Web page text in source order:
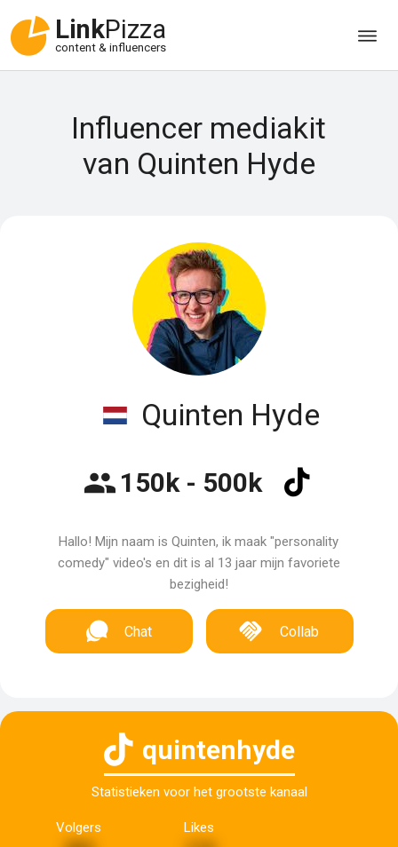
LinkPizza
content & influencers
Influencer mediakit
van Quinten Hyde
Quinten Hyde
150k - 500k
Hallo! Mijn naam is Quinten, ik maak "personality
comedy" video's en dit is al 13 jaar mijn favoriete
bezigheid!
Chat Collab
quintenhyde
Statistieken voor het grootste kanaal
Volgers Likes